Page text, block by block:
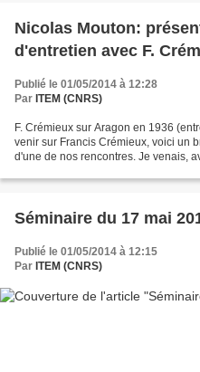
Nicolas Mouton:
d'entretien avec F.
Publié le 01/05/2014 à 12:28
Par ITEM (CNRS)
F. Crémieux sur Aragon en 1936
venir sur Francis Crémieux, voici un
d'une de nos rencontres. Je venais,
Séminaire du 17 mai
Publié le 01/05/2014 à 12:15
Par ITEM (CNRS)